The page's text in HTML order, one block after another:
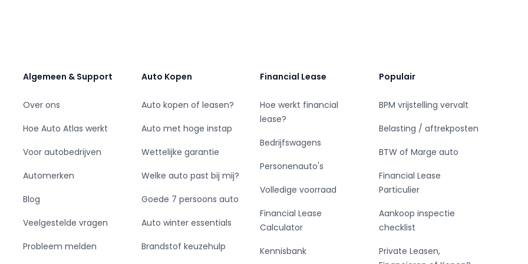
is volop keus, dankzij bluetooth. Het
gecombineerd. Nooit meer te warm of
voor de temperatuur die u kiest. Lekker
de cruise control. Bijzonder prettige
en de auto gaat van het slot.
en boordcomputer.
een sensor de afstand tot het verkeer vóór
houdt deze Dodge Ram perfect op z'n
Algemeen & Support
Over ons
Hoe Auto Atlas werkt
Voor autobedrijven
Automerken
Blog
Veelgestelde vragen
Probleem melden
Auto Kopen
Auto kopen of leasen?
Auto met hoge instap
Wettelijke garantie
Welke auto past bij mij?
Goede 7 persoons auto
Auto winter essentials
Brandstof keuzehulp
Financial Lease
Hoe werkt financial
lease?
Bedrijfswagens
Personenauto's
Volledige voorraad
Financial Lease
Calculator
Kennisbank
Populair
BPM vrijstelling vervalt
Belasting / aftrekposten
BTW of Marge auto
Financial Lease
Particulier
Aankoop inspectie
checklist
Private Leasen,